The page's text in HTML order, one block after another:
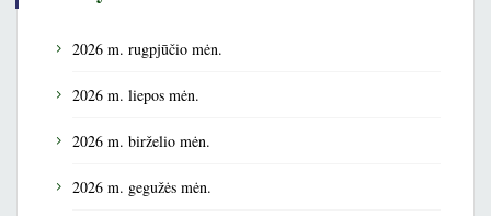
2026 m. rugpjūčio mėn.
2026 m. liepos mėn.
2026 m. birželio mėn.
2026 m. gegužės mėn.